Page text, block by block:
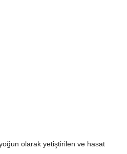
olarak yetiştirilen ve hasat